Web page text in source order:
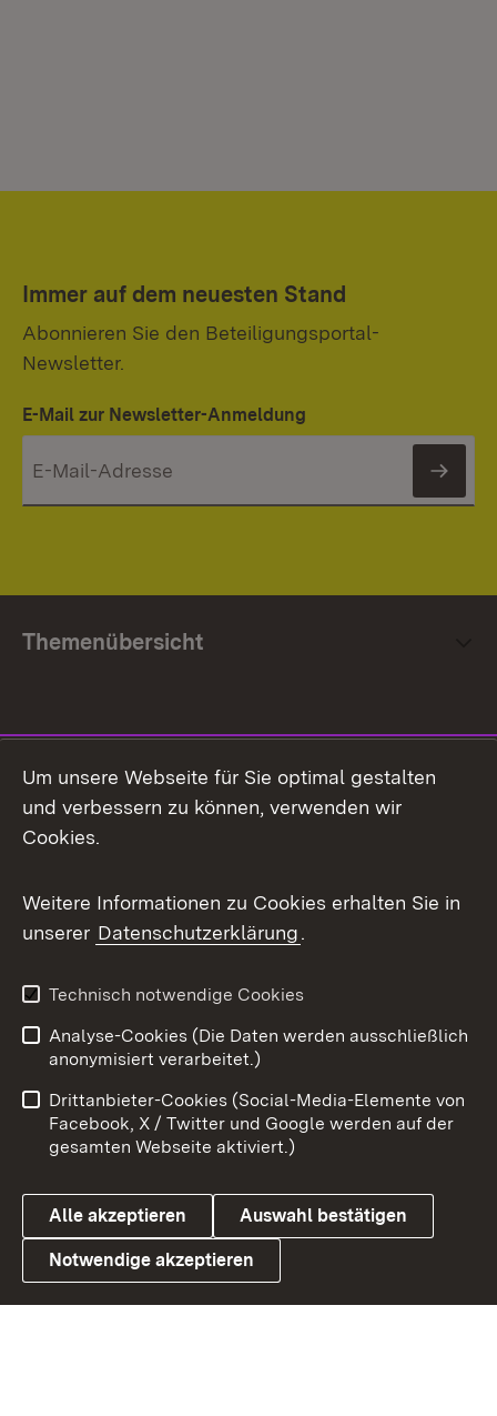
Immer auf dem neuesten Stand
Abonnieren Sie den Beteiligungsportal-
Newsletter.
E-Mail zur Newsletter-Anmeldung
Themenübersicht
Facebook
X / Twitter
Youtube
Link zum Landesportal
Impressum
Kontakt
Barrierefreiheit
Datenschutz
Cookies
Um unsere Webseite für Sie optimal gestalten
und verbessern zu können, verwenden wir
Cookies.
Weitere Informationen zu Cookies erhalten Sie in
unserer Datenschutzerklärung.
Technisch notwendige Cookies
Analyse-Cookies (Die Daten werden ausschließlich
anonymisiert verarbeitet.)
Drittanbieter-Cookies (Social-Media-Elemente von
Facebook, X / Twitter und Google werden auf der
gesamten Webseite aktiviert.)
Alle akzeptieren Auswahl bestätigen
Notwendige akzeptieren